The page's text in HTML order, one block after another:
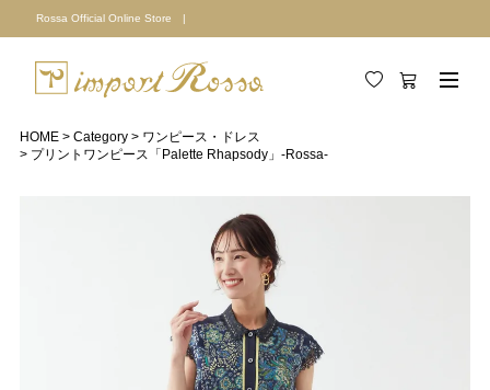
Rossa Official Online Store |
HOME Category
ワンピース・ドレス
プリントワンピース「Palette Rhapsody」-Rossa-